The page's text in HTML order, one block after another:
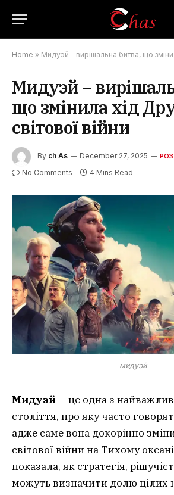
Home » Мидуэй – вирішальна битва, що змінила
Мидуэй –
що змінила хід
світової війни
By ch As December 27, 2025
No Comments 4 Mins Read
мидуэй
Мидуэй — це одна з
століття, про яку часто
адже саме вона докорінно
світової війни на Тихому
показала, як стратегія,
можуть визначити долю цілих